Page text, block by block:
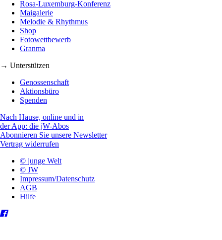
Rosa-Luxemburg-Konferenz
Maigalerie
Melodie & Rhythmus
Shop
Fotowettbewerb
Granma
→ Unterstützen
Genossenschaft
Aktionsbüro
Spenden
Nach Hause, online und in
der App: die jW-Abos
Abonnieren Sie unsere Newsletter
Vertrag widerrufen
© junge Welt
© JW
Impressum/Datenschutz
AGB
Hilfe